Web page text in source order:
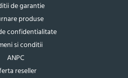
de garantie
produse
confidentialitate
si conditii
ANPC
reseller